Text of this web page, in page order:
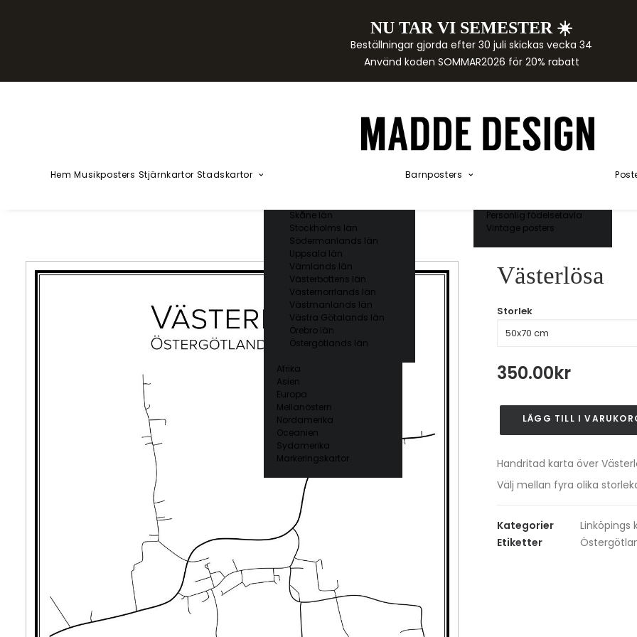
NU TAR VI SEMESTER ☀️
Beställningar gjorda efter 30 juli skickas vecka 34
Använd koden SOMMAR2026 för 20% rabatt
Hem Musikposters Stjärnkartor Stadskartor
Skåne län
Stockholms län
Södermanlands län
Uppsala län
Vämlands län
Västerbottens län
Västernorrlands län
Västmanlands län
Västra Götalands län
Örebro län
Östergötlands län
Afrika
Asien
Europa
Mellanöstern
Nordamerika
Oceanien
Sydamerika
Markeringskartor
Barnposters
Akvarellposters
Personlig födelsetavla
Vintage posters
Västerlösa
Storlek
350.00kr
Västerlösa
mängd
LÄGG TILL I
Handritad karta över
Välj mellan fyra olika
Kategorier Linköpings
Etiketter